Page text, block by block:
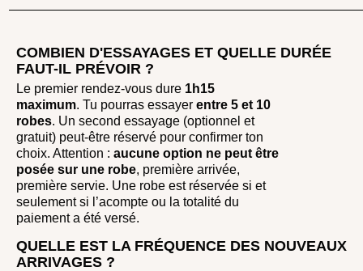
COMBIEN D'ESSAYAGES ET QUELLE DURÉE
FAUT-IL PRÉVOIR ?
Le premier rendez-vous dure 1h15
maximum. Tu pourras essayer entre 5 et 10
robes. Un second essayage (optionnel et
gratuit) peut-être réservé pour confirmer ton
choix. Attention : aucune option ne peut être
posée sur une robe, première arrivée,
première servie. Une robe est réservée si et
seulement si l’acompte ou la totalité du
paiement a été versé.
QUELLE EST LA FRÉQUENCE DES NOUVEAUX
ARRIVAGES ?